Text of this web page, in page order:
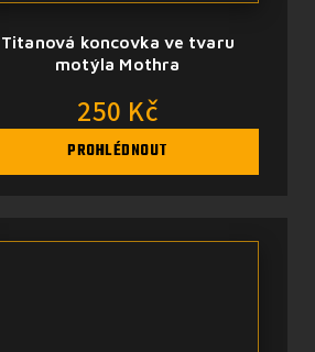
Titanová koncovka ve tvaru
motýla Mothra
250 Kč
PROHLÉDNOUT